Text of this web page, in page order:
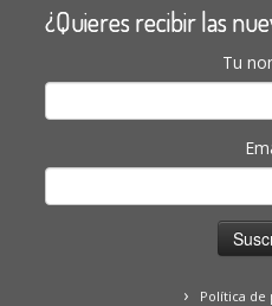
¿Quieres recibir las
Tu
Política de